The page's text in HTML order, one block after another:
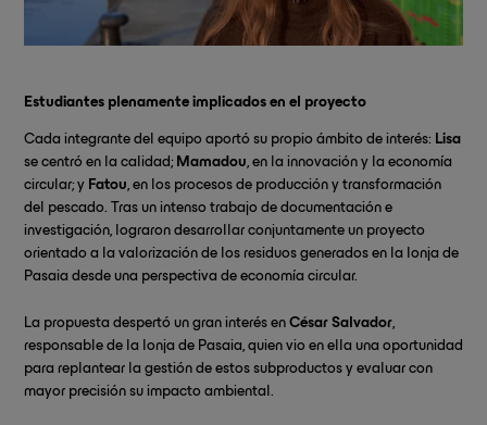
Estudiantes plenamente implicados en el proyecto
Cada integrante del equipo aportó su propio ámbito de interés: Lisa
se centró en la calidad; Mamadou, en la innovación y la economía
circular; y Fatou, en los procesos de producción y transformación
del pescado. Tras un intenso trabajo de documentación e
investigación, lograron desarrollar conjuntamente un proyecto
orientado a la valorización de los residuos generados en la lonja de
Pasaia desde una perspectiva de economía circular.
La propuesta despertó un gran interés en César Salvador,
responsable de la lonja de Pasaia, quien vio en ella una oportunidad
para replantear la gestión de estos subproductos y evaluar con
mayor precisión su impacto ambiental.